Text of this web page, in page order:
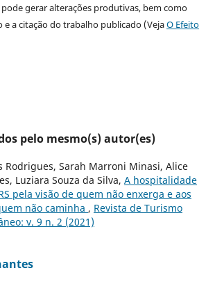
gerar alterações produtivas, bem como
a citação do trabalho publicado (VejaO Efeito
pelo mesmo(s) autor(es)
Rodrigues, Sarah Marroni Minasi, Alice
Luziara Souza da Silva, A hospitalidade
pela visão de quem não enxerga e aos
não caminha , Revista de Turismo
v. 9 n. 2 (2021)